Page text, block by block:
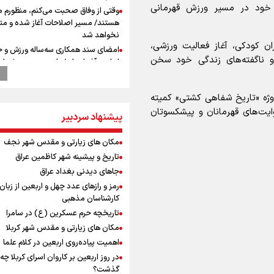
خود در مسیر ورزش قهرمانی
کودکی، آغاز فعالیت ورزشی،
ناگفته‌های زندگی خود سخن
«تاریخ شفاهی کشتی» کمیته
قهرمانان و پیشکسوتان
وقتی از وفاق صحبت می‌کنم، منظورم
هستند/ مسیر اصلاحات آغاز شده و
نخواهد شد
امضای سند همکاری سه‌ساله ورزش و
ایران و آذربایجان/ بازدید وزیر ورزش
مجموعه ملی تیراندازی و جودو
نجف تا کربلا
تمرین تئاتر واگن ۱۵۰
رهبر شهید انقلاب: ادّعاهای دروغین
آمریکایی‌ها باید افشا شود
یحیی سریع: در عملیاتی گسترده
نظامی وابسته به عربستان را هدف قرار
کانادا دو مظنون تیراندازی در نزدیکی
کنسولگری آمریکا را بازداشت کرد
مرداد ۱۴۰۵ /اونس جهانی رکورد زد، بازار
داخلی در انتظار تعیین تکلیف دلار
پیشنهاد سردبیر
مکان های زیارتی و مقدس شهر نجف
تاریخ و پیشینه شهر کاظمین عراق
جاهای دیدنی بغداد عراق
رمز و رازهای عدد چهل و اربعین از زبان
کارشناسان مذهبی
تاریخچه حرم عسکرین (ع) در سامرا
مکان های زیارتی و مقدس شهر کربلا
اهمیت پیاده‌روی اربعین در کلام علما
در روز اربعین بر کاروان اسرای کربلا چه
گذشت؟